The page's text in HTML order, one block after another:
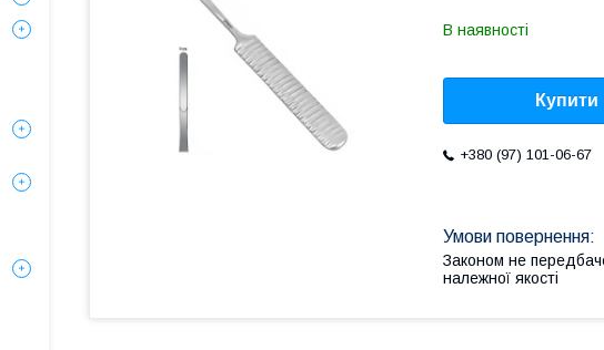
В наявності
Купити
+380 (97) 101-06-67
Законом не
належної якості